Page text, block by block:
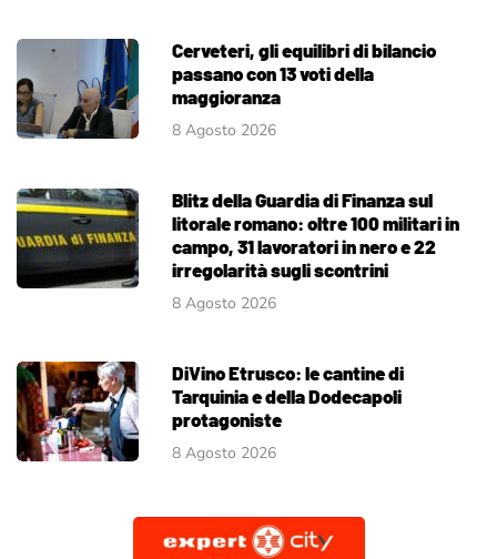
Cerveteri, gli equilibri di bilancio
passano con 13 voti della
maggioranza
8 Agosto 2026
Blitz della Guardia di Finanza sul
litorale romano: oltre 100 militari in
campo, 31 lavoratori in nero e 22
irregolarità sugli scontrini
8 Agosto 2026
DiVino Etrusco: le cantine di
Tarquinia e della Dodecapoli
protagoniste
8 Agosto 2026